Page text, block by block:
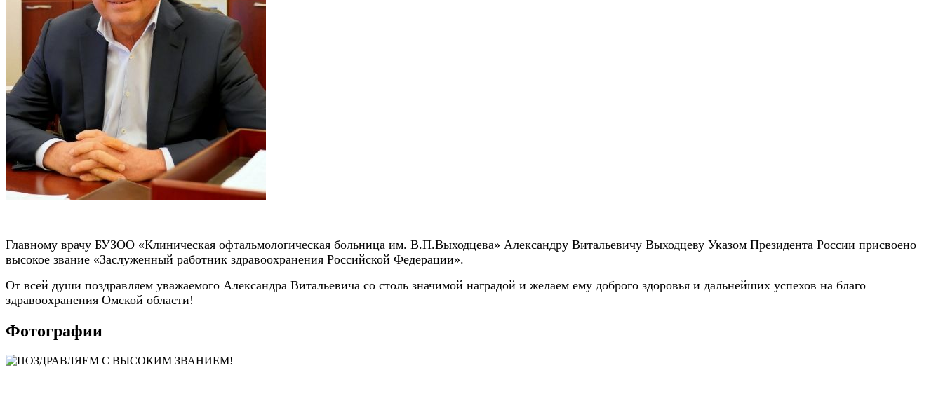
Главному врачу БУЗОО «Клиническая офтальмологическая больница им. В.П.Выходцева» Александру Витальевичу Выходцеву Указом Президента России присвоено
высокое звание «Заслуженный работник здравоохранения Российской Федерации».
От всей души поздравляем уважаемого Александра Витальевича со столь значимой наградой и желаем ему доброго здоровья и дальнейших успехов на благо
здравоохранения Омской области!
Фотографии